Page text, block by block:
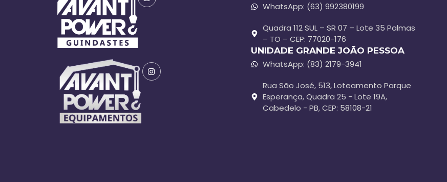
WhatsApp: (63) 992380199
Quadra 112 SUL – SR 07 – Lote 35 Palmas
– TO – CEP: 77020-176
UNIDADE GRANDE JOÃO PESSOA
WhatsApp: (83) 2179-3941
Rua São José, 513, Loteamento Parque
Esperança, Quadra 25 - Lote 19A,
Cabedelo - PB, CEP: 58108-21